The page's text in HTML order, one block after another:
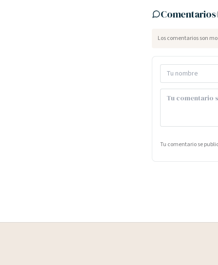
Comentarios
Los comentarios son
Tu comentario se